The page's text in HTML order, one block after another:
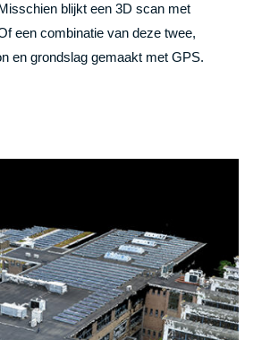
blijkt een 3D scan met
een combinatie van deze twee,
en grondslag gemaakt met GPS.